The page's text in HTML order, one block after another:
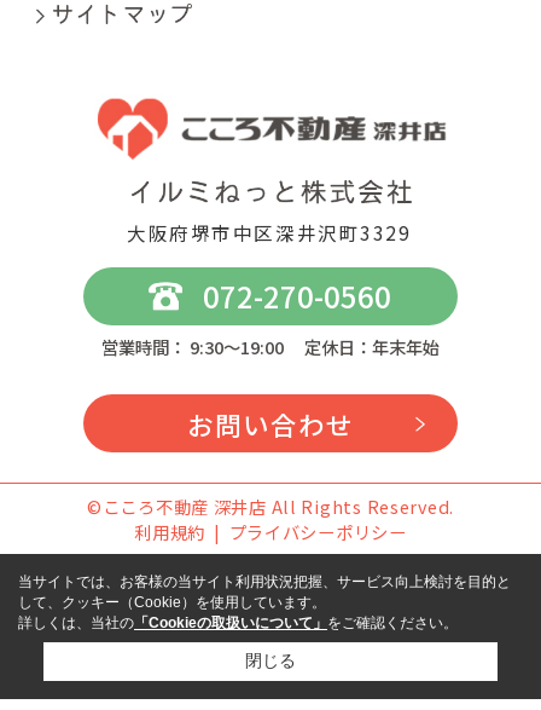
大阪府堺市中区深井沢町3329
072-270-0560
営業時間： 9:30～19:00 定休日：年末年始
お問い合わせ
©こころ不動産 深井店 All Rights Reserved.
利用規約
プライバシーポリシー
当サイトでは、お客様の当サイト利用状況把握、サービス向上検討を目的と
して、クッキー（Cookie）を使用しています。
詳しくは、当社の 「Cookieの取扱いについて」 をご確認ください。
閉じる